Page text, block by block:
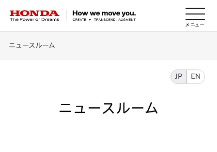
HONDA The Power of Dreams
ニュースルーム
ニュースルーム
JP EN